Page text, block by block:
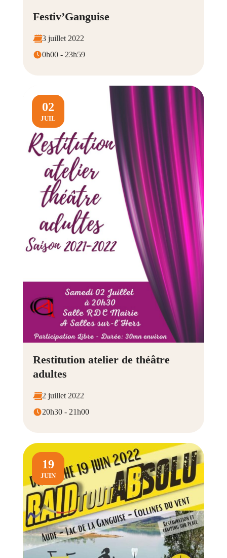
Festiv’Ganguise
3 juillet 2022
0h00 - 23h59
02
JUIL
Restitution atelier de théâtre
adultes
2 juillet 2022
20h30 - 21h00
19
JUIN